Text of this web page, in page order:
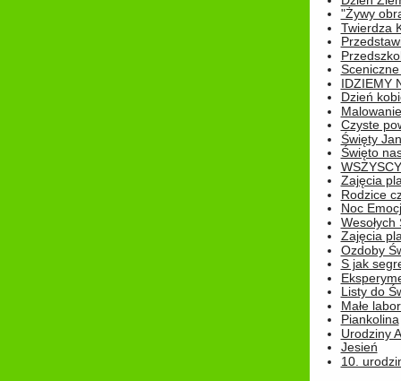
"Żywy
Twierdza
IDZIEMY
Dzień
Czyste
Święty
Święto
Zajęcia
Rodzice
Noc
Wesołych
Zajęcia
Ozdoby
S jak
Listy do
Małe
Piankolina
Urodziny
Jesień
10.